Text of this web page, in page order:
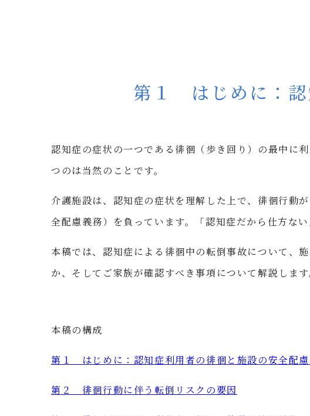
第１ はじめに：認
認知症の症状の一つである徘徊（歩き回り）の最中に
つのは当然のことです。
介護施設は、認知症の症状を理解した上で、徘徊行動
全配慮義務）を負っています。「認知症だから仕方な
本稿では、認知症による徘徊中の転倒事故について、
か、そしてご家族が確認すべき事項について解説します
本稿の構成
第１ はじめに：認知症利用者の徘徊と施設の安全配
第２ 徘徊行動に伴う転倒リスクの要因